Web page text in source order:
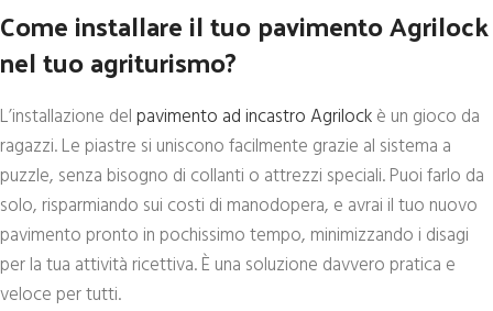
Come installare il tuo pavimento Agrilock
nel tuo agriturismo?
L’installazione delpavimento ad incastro Agrilockè un gioco da
ragazzi. Le piastre si uniscono facilmente grazie al sistema a
puzzle, senza bisogno di collanti o attrezzi speciali. Puoi farlo da
solo, risparmiando sui costi di manodopera, e avrai il tuo nuovo
pavimento pronto in pochissimo tempo, minimizzando i disagi
per la tua attività ricettiva. È una soluzione davvero pratica e
veloce per tutti.